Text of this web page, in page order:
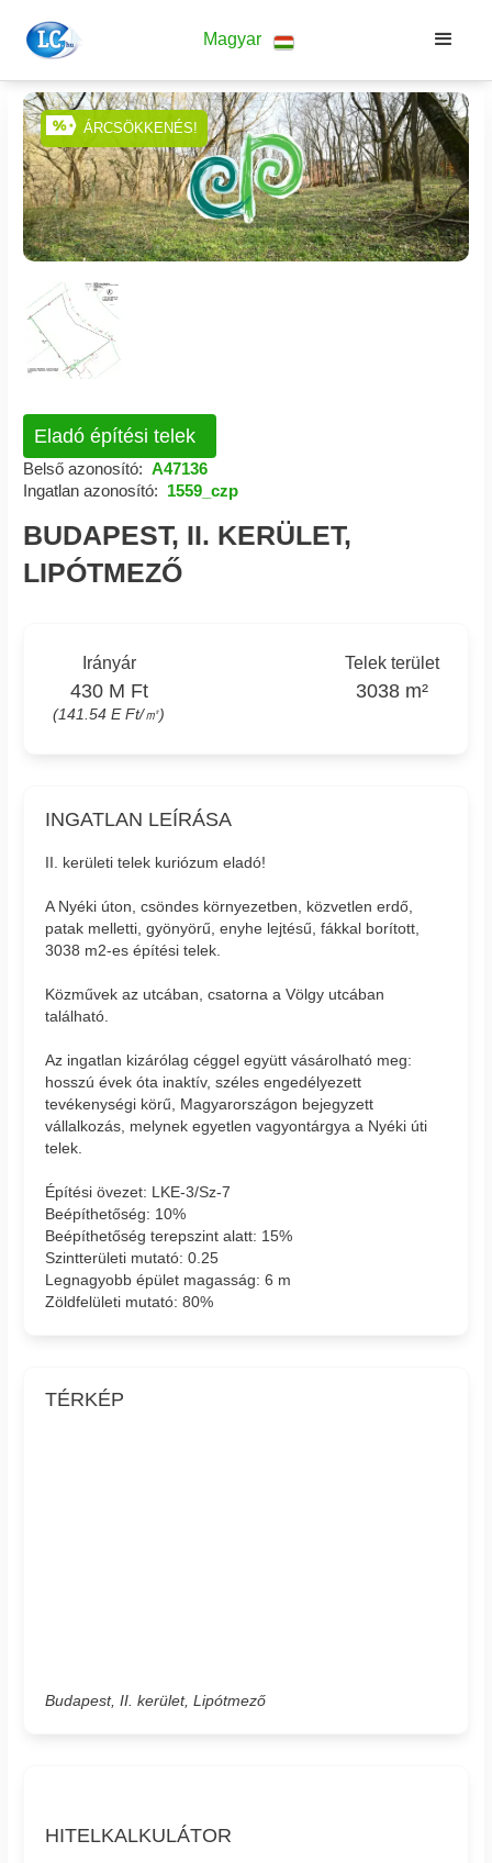
Magyar
ÁRCSÖKKENÉS!
Eladó építési telek
Belső azonosító: A47136
Ingatlan azonosító: 1559_czp
BUDAPEST, II. KERÜLET,
LIPÓTMEZŐ
Irányár
430 M Ft
(141.54 E Ft/㎡)
Telek terület
3038 m²
INGATLAN LEÍRÁSA
II. kerületi telek kuriózum eladó!
A Nyéki úton, csöndes környezetben, közvetlen erdő,
patak melletti, gyönyörű, enyhe lejtésű, fákkal borított,
3038 m2-es építési telek.
Közművek az utcában, csatorna a Völgy utcában
található.
Az ingatlan kizárólag céggel együtt vásárolható meg:
hosszú évek óta inaktív, széles engedélyezett
tevékenységi körű, Magyarországon bejegyzett
vállalkozás, melynek egyetlen vagyontárgya a Nyéki úti
telek.
Építési övezet: LKE-3/Sz-7
Beépíthetőség: 10%
Beépíthetőség terepszint alatt: 15%
Szintterületi mutató: 0.25
Legnagyobb épület magasság: 6 m
Zöldfelületi mutató: 80%
TÉRKÉP
Budapest, II. kerület, Lipótmező
HITELKALKULÁTOR